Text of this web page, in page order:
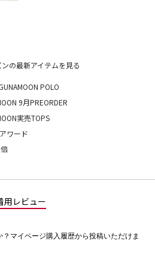
用レビュー
マイページ購入履歴から投稿いただけま